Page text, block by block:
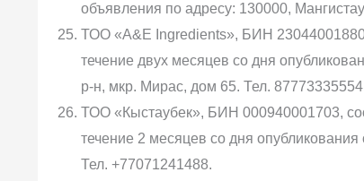
объявления по адресу: 130000,
ТОО «A&E Ingredients», БИН
течение двух месяцев со дня
р-н, мкр. Мирас, дом 65. Тел.
ТОО «Кыстаубек», БИН 000940001703,
течение 2 месяцев со дня
Тел. +77071241488.